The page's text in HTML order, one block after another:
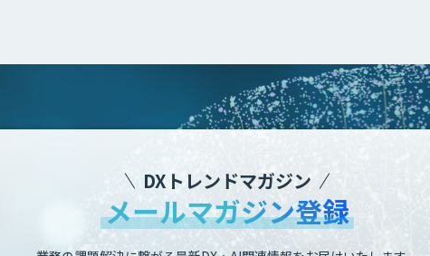
DXトレンドマガジン
メールマガジン登録